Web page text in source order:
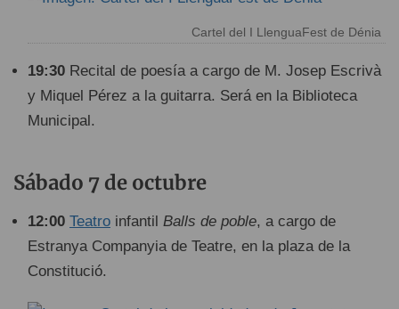
Cartel del I LlenguaFest de Dénia
19:30 Recital de poesía a cargo de M. Josep Escrivà
y Miquel Pérez a la guitarra. Será en la Biblioteca
Municipal.
Sábado 7 de octubre
12:00 Teatro infantil Balls de poble, a cargo de
Estranya Companyia de Teatre, en la plaza de la
Constitució.